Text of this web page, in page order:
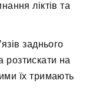
ліктів та
заднього
розтискати на
їх тримають